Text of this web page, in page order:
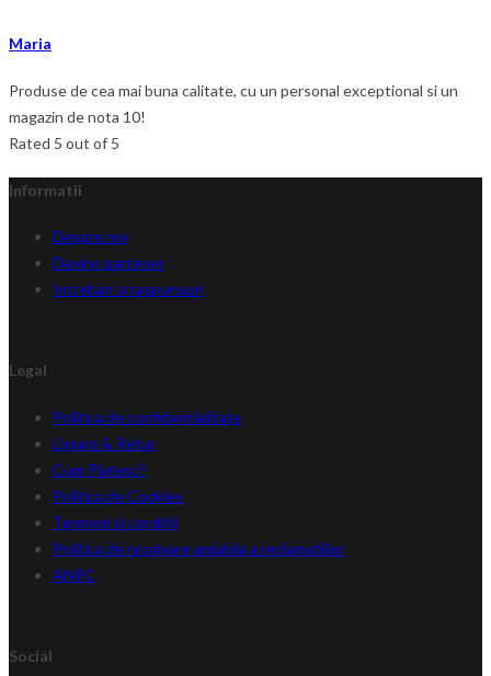
Maria
Produse de cea mai buna calitate, cu un personal exceptional si un
magazin de nota 10!
Rated 5 out of 5
Informatii
Despre noi
Devino partener
Intrebari si raspunsuri
Legal
Politica de confidentialitate
Livrare & Retur
Cum Platesc?
Politica de Cookies
Termeni si conditii
Politica de rezolvare amiabila a reclamatiilor
ANPC
Social